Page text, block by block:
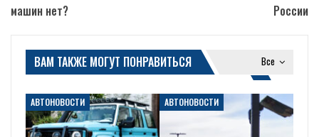
машин нет?
России
Все
ВАМ ТАКЖЕ МОГУТ ПОНРАВИТЬСЯ
АВТОНОВОСТИ АВТОНОВОСТИ